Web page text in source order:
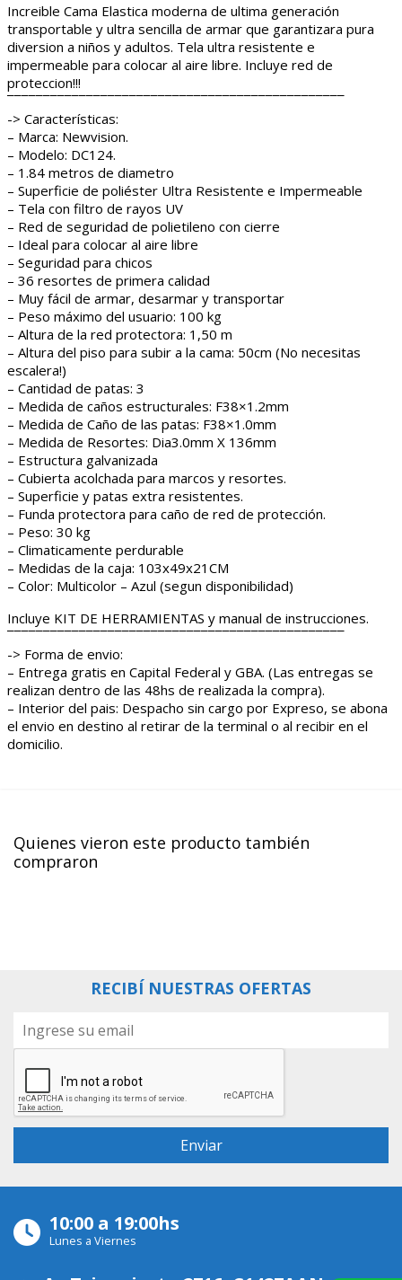
Increible Cama Elastica moderna de ultima generación
transportable y ultra sencilla de armar que garantizara pura
diversion a niños y adultos. Tela ultra resistente e
impermeable para colocar al aire libre. Incluye red de
proteccion!!!
¯¯¯¯¯¯¯¯¯¯¯¯¯¯¯¯¯¯¯¯¯¯¯¯¯¯¯¯¯¯¯¯¯¯¯¯¯¯¯¯¯¯¯¯¯¯¯
-> Características:
– Marca: Newvision.
– Modelo: DC124.
– 1.84 metros de diametro
– Superficie de poliéster Ultra Resistente e Impermeable
– Tela con filtro de rayos UV
– Red de seguridad de polietileno con cierre
– Ideal para colocar al aire libre
– Seguridad para chicos
– 36 resortes de primera calidad
– Muy fácil de armar, desarmar y transportar
– Peso máximo del usuario: 100 kg
– Altura de la red protectora: 1,50 m
– Altura del piso para subir a la cama: 50cm (No necesitas
escalera!)
– Cantidad de patas: 3
– Medida de caños estructurales: F38×1.2mm
– Medida de Caño de las patas: F38×1.0mm
– Medida de Resortes: Dia3.0mm X 136mm
– Estructura galvanizada
– Cubierta acolchada para marcos y resortes.
– Superficie y patas extra resistentes.
– Funda protectora para caño de red de protección.
– Peso: 30 kg
– Climaticamente perdurable
– Medidas de la caja: 103x49x21CM
– Color: Multicolor – Azul (segun disponibilidad)
Incluye KIT DE HERRAMIENTAS y manual de instrucciones.
¯¯¯¯¯¯¯¯¯¯¯¯¯¯¯¯¯¯¯¯¯¯¯¯¯¯¯¯¯¯¯¯¯¯¯¯¯¯¯¯¯¯¯¯¯¯¯
-> Forma de envio:
– Entrega gratis en Capital Federal y GBA. (Las entregas se
realizan dentro de las 48hs de realizada la compra).
– Interior del pais: Despacho sin cargo por Expreso, se abona
el envio en destino al retirar de la terminal o al recibir en el
domicilio.
Quienes vieron este producto también
compraron
RECIBÍ NUESTRAS OFERTAS
10:00 a 19:00hs
Lunes a Viernes